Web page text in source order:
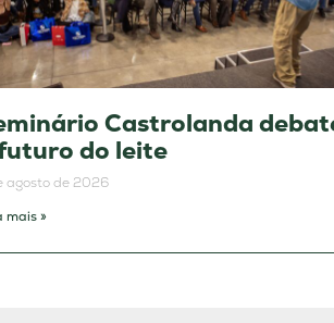
Castrolanda
do leite
agosto de 2026
mais »